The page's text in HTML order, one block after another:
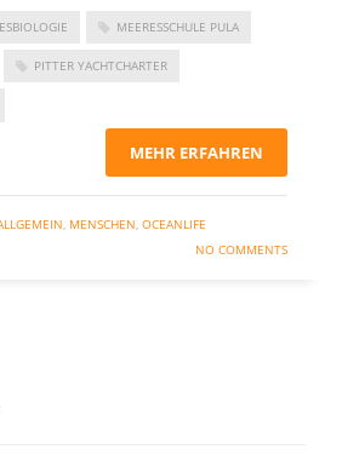
MEERESSCHULE PULA
PITTER YACHTCHARTER
MEHR ERFAHREN
MENSCHEN OCEANLIFE
NO COMMENTS